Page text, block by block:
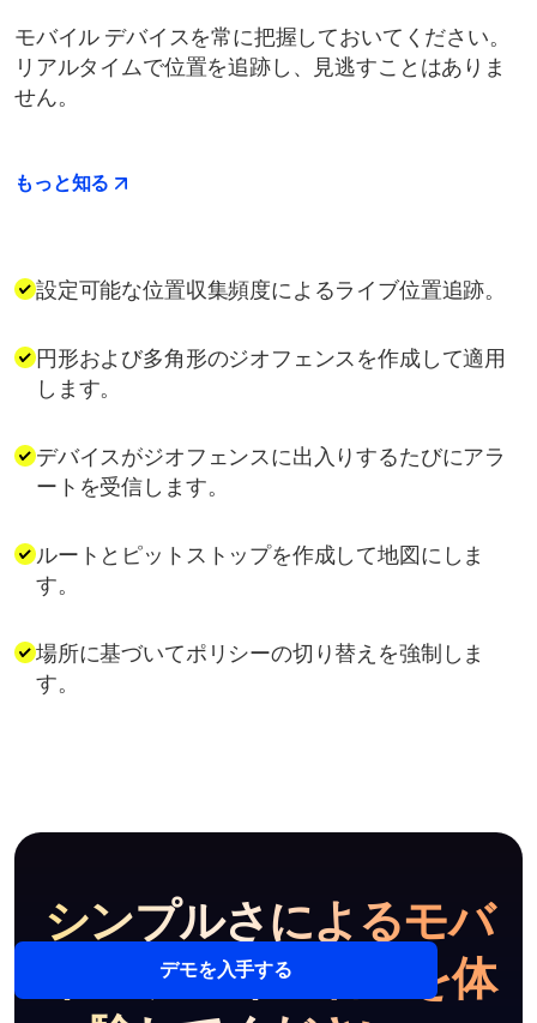
モバイル デバイスを常に把握しておいてください。
リアルタイムで位置を追跡し、見逃すことはありま
せん。
もっと知る
設定可能な位置収集頻度によるライブ位置追跡。
円形および多角形のジオフェンスを作成して適用
します。
デバイスがジオフェンスに出入りするたびにアラ
ートを受信します。
ルートとピットストップを作成して地図にしま
す。
場所に基づいてポリシーの切り替えを強制しま
す。
シンプルさによるモバ
イル デバイス管理を体
デモを入手する